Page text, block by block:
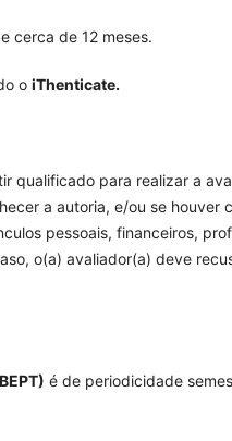
cerca de 12 meses.
o iThenticate.
qualificado para realizar a
a autoria, e/ou se houver
pessoais, financeiros,
o(a) avaliador(a) deve
é de periodicidade